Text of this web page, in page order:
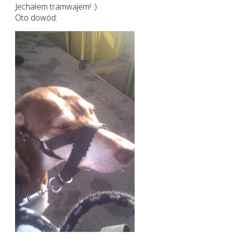
Jechałem tramwajem! :)
Oto dowód: